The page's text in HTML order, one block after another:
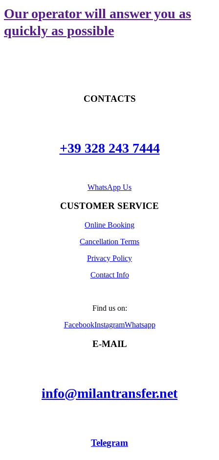
Our operator will answer you as
quickly as possible
CONTACTS
+39 328 243 7444
WhatsApp Us
CUSTOMER SERVICE
Online Booking
Cancellation Terms
Privacy Policy
Contact Info
Find us on:
FacebookInstagramWhatsapp
E-MAIL
info@milantransfer.net
Telegram